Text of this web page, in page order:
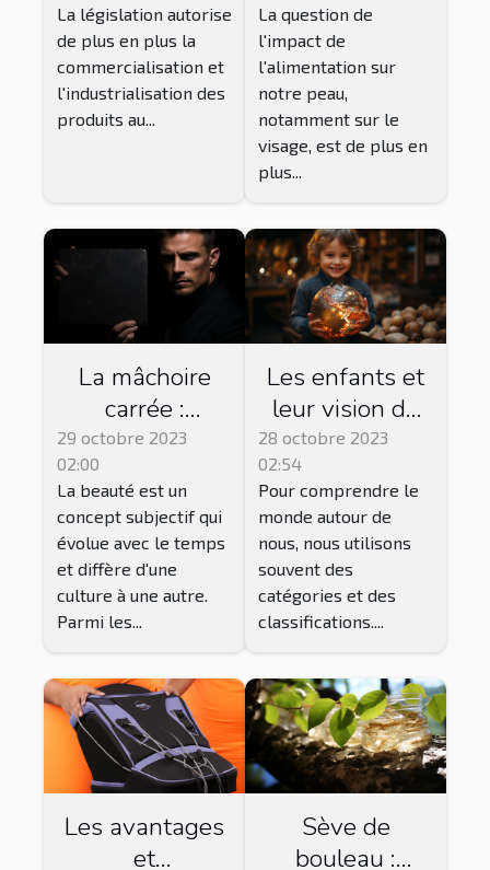
La législation autorise
de plus en plus la
commercialisation et
l'industrialisation des
produits au...
La question de
l'impact de
l'alimentation sur
notre peau,
notamment sur le
visage, est de plus en
plus...
La mâchoire
carrée :
symbole de
beauté ou de
masculinité ?
29 octobre 2023
02:00
La beauté est un
concept subjectif qui
évolue avec le temps
et diffère d'une
culture à une autre.
Parmi les...
Les enfants et
leur vision du
monde : une
perspective non
catégorisée
28 octobre 2023
02:54
Pour comprendre le
monde autour de
nous, nous utilisons
souvent des
catégories et des
classifications....
Les avantages
et
Sève de
bouleau :